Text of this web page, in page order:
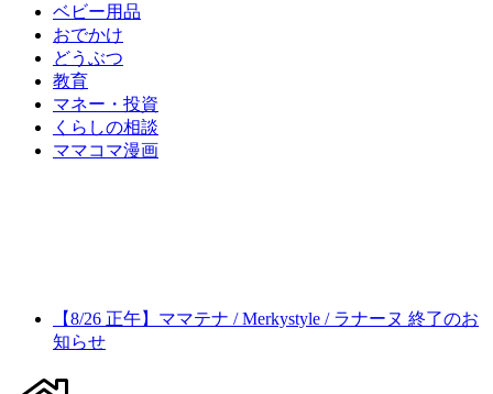
ベビー用品
おでかけ
どうぶつ
教育
マネー・投資
くらしの相談
ママコマ漫画
【8/26 正午】ママテナ / Merkystyle / ラナーヌ 終了のお
知らせ